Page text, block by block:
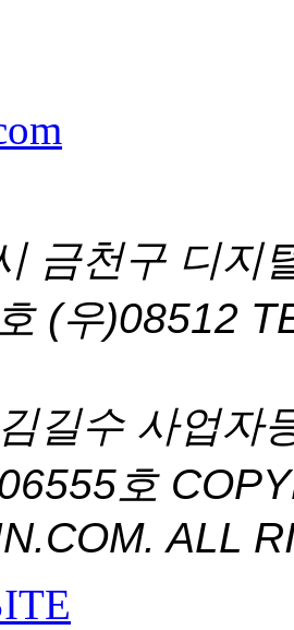
금천구 디지
(우)08512
길수 사업자
호
ALL